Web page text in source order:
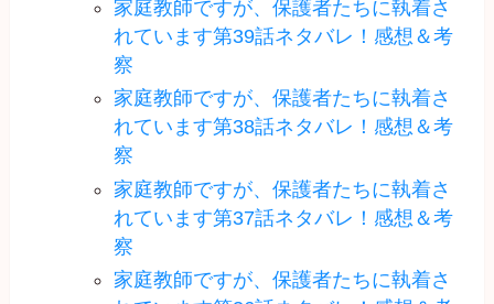
家庭教師ですが、保護者たちに執着さ
れています第39話ネタバレ！感想＆考
察
家庭教師ですが、保護者たちに執着さ
れています第38話ネタバレ！感想＆考
察
家庭教師ですが、保護者たちに執着さ
れています第37話ネタバレ！感想＆考
察
家庭教師ですが、保護者たちに執着さ